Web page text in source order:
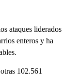
ataques liderados
enteros y ha
102.561